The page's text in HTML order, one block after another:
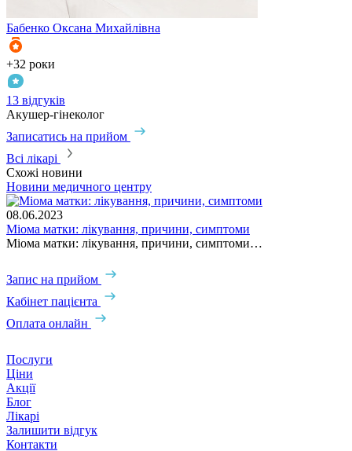
Бабенко Оксана Михайлівна
+32 роки
13 відгуків
Акушер-гінеколог
Записатись на прийом
Всі лікарі
Схожі новини
Новини медичного центру
08.06.2023
Міома матки: лікування, причини, симптоми
Міома матки: лікування, причини, симптоми…
Запис на прийом
Кабінет пацієнта
Оплата онлайн
Послуги
Ціни
Акції
Блог
Лікарі
Залишити відгук
Контакти